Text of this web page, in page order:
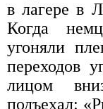
в лагере в
Когда
угоняли
переходов
лицом
подъехал: